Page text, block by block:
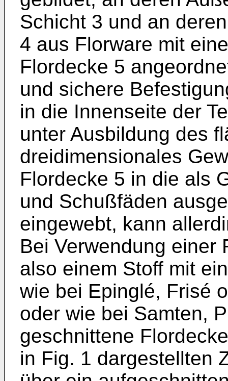
Schicht 3 und an
4 aus Florware mit
Flordecke 5
und sichere
in die Innenseite der
unter Ausbildung des
dreidimensionales
Flordecke 5 in die als
und Schußfäden
eingewebt, kann
Bei Verwendung einer
also einem Stoff mit
wie bei Epinglé, Frisé
oder wie bei Samten,
geschnittene
in Fig. 1 dargestellten